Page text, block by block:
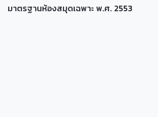
มาตรฐานห้องสมุดเฉพาะ พ.ศ. 2553